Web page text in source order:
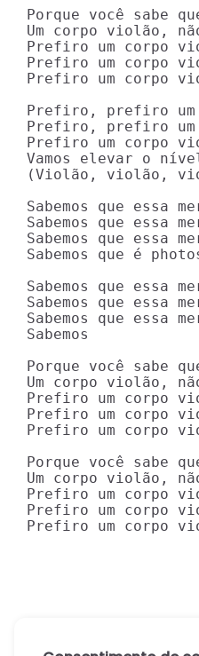
Porque você sabe
Um corpo violão,
Prefiro um corpo
Prefiro um corpo
Prefiro um corpo
Prefiro, prefiro um
Prefiro, prefiro um
Prefiro um corpo
Vamos elevar o
(Violão, violão,
Sabemos que essa
Sabemos que essa
Sabemos que essa
Sabemos que é
Sabemos que essa
Sabemos que essa
Sabemos que essa
Sabemos
Porque você sabe
Um corpo violão,
Prefiro um corpo
Prefiro um corpo
Prefiro um corpo
Porque você sabe
Um corpo violão,
Prefiro um corpo
Prefiro um corpo
Prefiro um corpo